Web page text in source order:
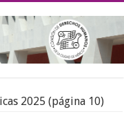
2025 (página 10)